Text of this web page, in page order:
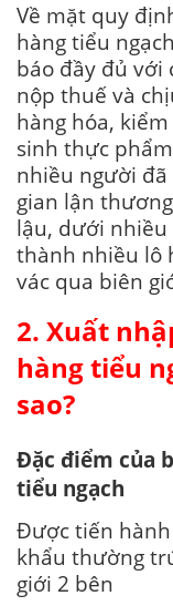
Về mặt quy
hàng tiểu
báo đầy đủ với
nộp thuế và
hàng hóa,
sinh thực
nhiều người
gian lận
lậu, dưới
thành nhiều lô
vác qua biên
2. Xuất
hàng tiểu
sao?
Đặc điểm của
tiểu ngạch
Được tiến
khẩu thường
giới 2 bên